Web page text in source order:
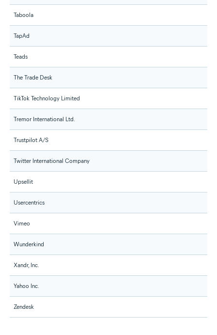
Taboola
TapAd
Teads
The Trade Desk
TikTok Technology Limited
Tremor International Ltd.
Trustpilot A/S
Twitter International Company
Upsellit
Usercentrics
Vimeo
Wunderkind
Xandr, Inc.
Yahoo Inc.
Zendesk